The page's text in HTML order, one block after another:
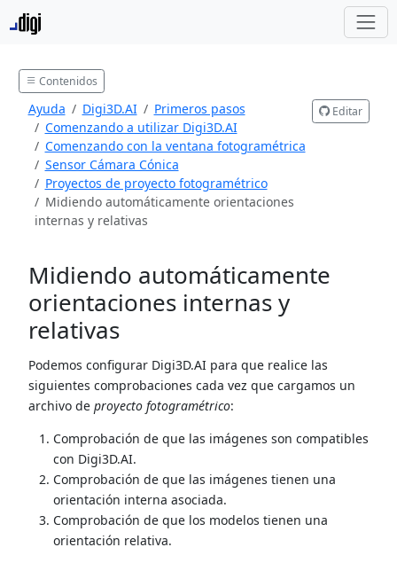
Contenidos
Ayuda Digi3D.AI
Primeros pasos
Comenzando a utilizar Digi3D.AI
Comenzando con la ventana fotogramétrica
Sensor Cámara Cónica
Proyectos de proyecto fotogramétrico
Midiendo automáticamente orientaciones
internas y relativas
Editar
Midiendo automáticamente
orientaciones internas y
relativas
Podemos configurar Digi3D.AI para que realice las
siguientes comprobaciones cada vez que cargamos un
archivo de proyecto fotogramétrico:
Comprobación de que las imágenes son compatibles
con Digi3D.AI.
Comprobación de que las imágenes tienen una
orientación interna asociada.
Comprobación de que los modelos tienen una
orientación relativa.